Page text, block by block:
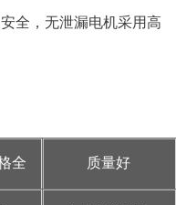
全，无泄漏电机采用高
全 质量好